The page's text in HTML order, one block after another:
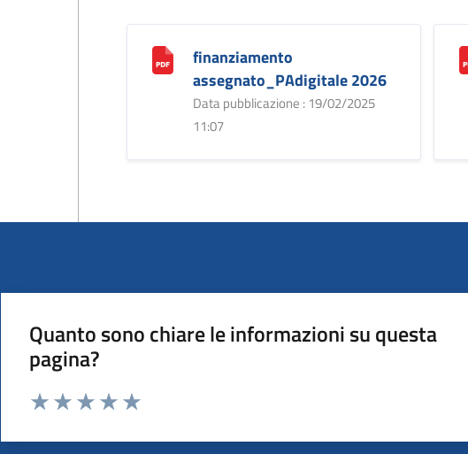
finanziamento
assegnato_PAdigitale 2026
Data pubblicazione : 19/02/2025
11:07
Quanto sono chiare le informazioni su questa
pagina?
Valuta da 1 a 5 stelle la pagina